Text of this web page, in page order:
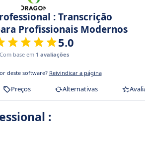
: Transcrição
Profissionais Modernos
5.0
Com base em 1 avaliações
deste software? Reivindicar a página
Preços Alternativas
: